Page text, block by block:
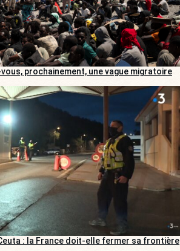
vous, prochainement, une vague migratoire
Ceuta : la France doit-elle fermer sa frontière